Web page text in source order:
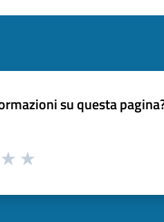
su questa